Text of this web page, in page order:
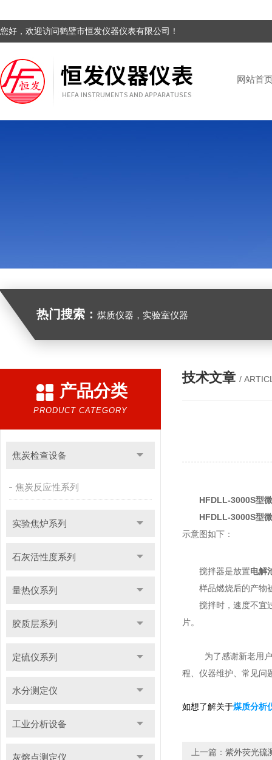
您好，欢迎访问鹤壁市恒发仪器仪表有限公司！
网站首
热门搜索： 煤质仪器，实验室仪器
产品分类
PRODUCT CATEGORY
焦炭检查设备
焦炭反应性系列
实验焦炉系列
石灰活性度系列
量热仪系列
胶质层系列
定硫仪系列
水分测定仪
工业分析设备
灰熔点测定仪
技术文章 /
HFDLL-3000S型
HFDLL-3000S型
示意图如下：
搅拌器是放置电解
样品燃烧后的产物
搅拌时，速度不宜
片。
为了感谢新老用
程、仪器维护、常见问
如想了解关于煤质分析
上一篇： 紫外荧光硫